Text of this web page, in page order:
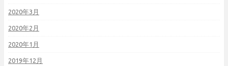
2020年3月
2020年2月
2020年1月
2019年12月